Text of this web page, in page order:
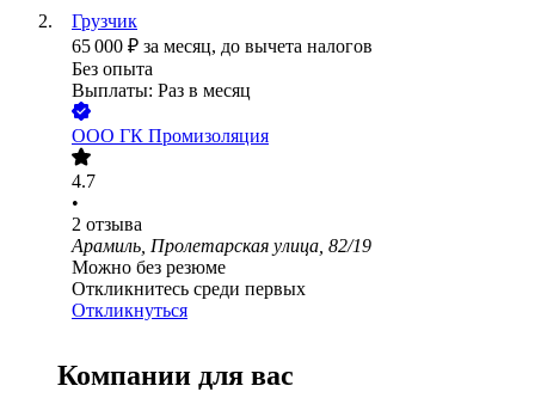
Грузчик
65 000 ₽ за месяц, до вычета налогов
Без опыта
Выплаты: Раз в месяц
ООО ГК Промизоляция
4.7
•
2 отзыва
Арамиль, Пролетарская улица, 82/19
Можно без резюме
Откликнитесь среди первых
Откликнуться
Компании для вас